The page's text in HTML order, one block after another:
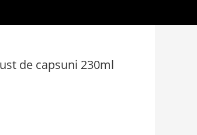
de capsuni 230ml